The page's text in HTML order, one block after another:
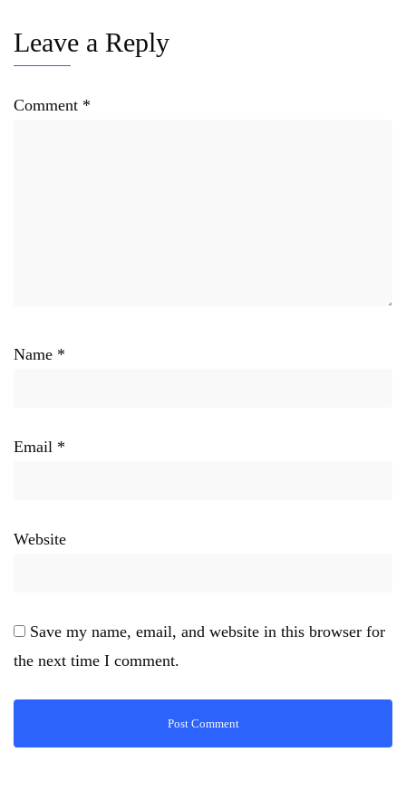
Leave a Reply
Comment *
Name *
Email *
Website
Save my name, email, and website in this browser for
the next time I comment.